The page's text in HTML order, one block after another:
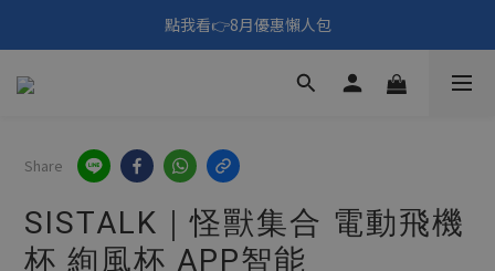
🎑《仲夏夜之淫夢》野獸先輩主題展！🙌點我看活動內容🙌
填寫問券拿 69元折扣🧧
🎑《仲夏夜之淫夢》野獸先輩主題展！🙌點我看活動內容🙌
Share
SISTALK｜怪獸集合 電動飛機
杯 絢風杯 APP智能